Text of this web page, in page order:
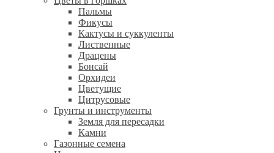
Пальмы
Фикусы
Кактусы и суккуленты
Лиственные
Драцены
Бонсай
Орхидеи
Цветущие
Цитрусовые
Грунты и инструменты
Земля для пересадки
Камни
Газонные семена